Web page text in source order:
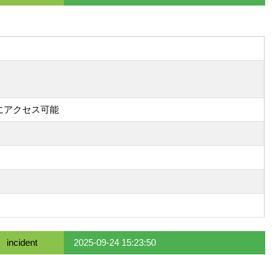
アクセス可能
incident 2025-09-24 15:23:50